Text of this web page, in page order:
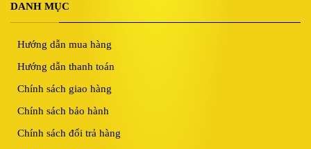
DANH MỤC
Hướng dẫn mua hàng
Hướng dẫn thanh toán
Chính sách giao hàng
Chính sách bảo hành
Chính sách đổi trả hàng